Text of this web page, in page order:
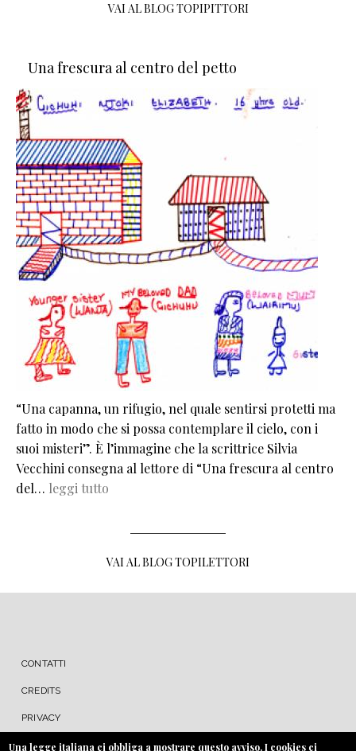
VAI AL BLOG TOPIPITTORI
Una frescura al centro del petto
“Una capanna, un rifugio, nel quale sentirsi protetti ma
fatto in modo che si possa contemplare il cielo, con i
suoi misteri”. È l’immagine che la scrittrice Silvia
Vecchini consegna al lettore di “Una frescura al centro
del… leggi tutto
VAI AL BLOG TOPILETTORI
MENU FOOTER
CONTATTI
CREDITS
PRIVACY
COOKIE
Una legge italiana ci obbliga a mostrare questo avviso. I cookies ci